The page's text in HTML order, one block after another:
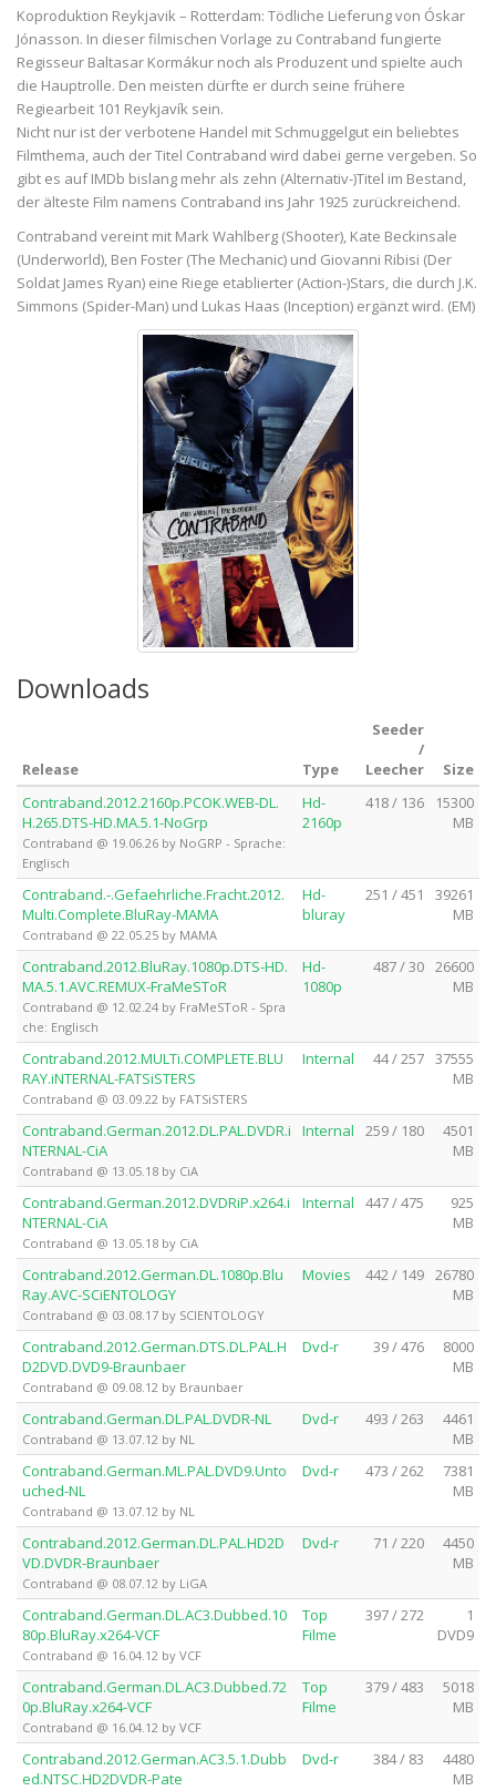
Koproduktion Reykjavik – Rotterdam: Tödliche Lieferung von Óskar
Jónasson. In dieser filmischen Vorlage zu Contraband fungierte
Regisseur Baltasar Kormákur noch als Produzent und spielte auch
die Hauptrolle. Den meisten dürfte er durch seine frühere
Regiearbeit 101 Reykjavík sein.
Nicht nur ist der verbotene Handel mit Schmuggelgut ein beliebtes
Filmthema, auch der Titel Contraband wird dabei gerne vergeben. So
gibt es auf IMDb bislang mehr als zehn (Alternativ-)Titel im Bestand,
der älteste Film namens Contraband ins Jahr 1925 zurückreichend.
Contraband vereint mit Mark Wahlberg (Shooter), Kate Beckinsale
(Underworld), Ben Foster (The Mechanic) und Giovanni Ribisi (Der
Soldat James Ryan) eine Riege etablierter (Action-)Stars, die durch J.K.
Simmons (Spider-Man) und Lukas Haas (Inception) ergänzt wird. (EM)
Downloads
Release Type
Seeder
/
Leecher
Size
Contraband.2012.2160p.PCOK.WEB-DL.
H.265.DTS-HD.MA.5.1-NoGrp
Contraband @ 19.06.26 by NoGRP - Sprache:
Englisch
Hd-
2160p
418 / 136
15300
MB
Contraband.-.Gefaehrliche.Fracht.2012.
Multi.Complete.BluRay-MAMA
Contraband @ 22.05.25 by MAMA
Hd-
bluray
251 / 451
39261
MB
Contraband.2012.BluRay.1080p.DTS-HD.
MA.5.1.AVC.REMUX-FraMeSToR
Contraband @ 12.02.24 by FraMeSToR - Spra
che: Englisch
Hd-
1080p
487 / 30 26600
MB
Contraband.2012.MULTi.COMPLETE.BLU
RAY.iNTERNAL-FATSiSTERS
Contraband @ 03.09.22 by FATSiSTERS
Internal 44 / 257 37555
MB
Contraband.German.2012.DL.PAL.DVDR.i
NTERNAL-CiA
Contraband @ 13.05.18 by CiA
Internal 259 / 180
4501
MB
Contraband.German.2012.DVDRiP.x264.i
NTERNAL-CiA
Contraband @ 13.05.18 by CiA
Internal 447 / 475
925
MB
Contraband.2012.German.DL.1080p.Blu
Ray.AVC-SCiENTOLOGY
Contraband @ 03.08.17 by SCIENTOLOGY
Movies 442 / 149 26780
MB
Contraband.2012.German.DTS.DL.PAL.H
D2DVD.DVD9-Braunbaer
Contraband @ 09.08.12 by Braunbaer
Dvd-r 39 / 476
8000
MB
Contraband.German.DL.PAL.DVDR-NL
Contraband @ 13.07.12 by NL
Dvd-r 493 / 263
4461
MB
Contraband.German.ML.PAL.DVD9.Unto
uched-NL
Contraband @ 13.07.12 by NL
Dvd-r 473 / 262
7381
MB
Contraband.2012.German.DL.PAL.HD2D
VD.DVDR-Braunbaer
Contraband @ 08.07.12 by LiGA
Dvd-r 71 / 220
4450
MB
Contraband.German.DL.AC3.Dubbed.10
80p.BluRay.x264-VCF
Contraband @ 16.04.12 by VCF
Top
Filme
397 / 272
1
DVD9
Contraband.German.DL.AC3.Dubbed.72
0p.BluRay.x264-VCF
Contraband @ 16.04.12 by VCF
Top
Filme
379 / 483
5018
MB
Contraband.2012.German.AC3.5.1.Dubb
ed.NTSC.HD2DVDR-Pate
Dvd-r 384 / 83
4480
MB